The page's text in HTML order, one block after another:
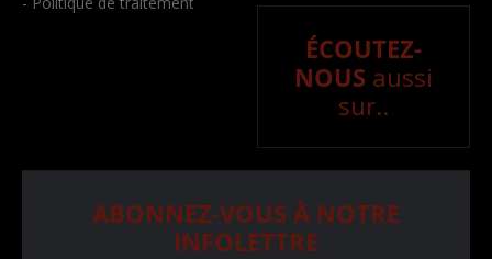
ÉCOUTEZ-
NOUS aussi
sur..
ABONNEZ-VOUS À NOTRE
INFOLETTRE